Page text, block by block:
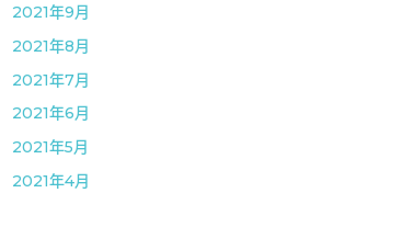
2021年9月
2021年8月
2021年7月
2021年6月
2021年5月
2021年4月